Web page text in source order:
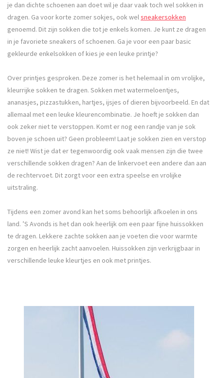
je dan dichte schoenen aan doet wil je daar vaak toch wel sokken in
dragen. Ga voor korte zomer sokjes, ook welsneakersokken
genoemd. Dit zijn sokken die tot je enkels komen. Je kunt ze dragen
in je favoriete sneakers of schoenen. Ga je voor een paar basic
gekleurde enkelsokken of kies je een leuke printje?
Over printjes gesproken. Deze zomer is het helemaal in om vrolijke,
kleurrijke sokken te dragen. Sokken met watermeloentjes,
ananasjes, pizzastukken, hartjes, ijsjes of dieren bijvoorbeeld. En dat
allemaal met een leuke kleurencombinatie. Je hoeft je sokken dan
ook zeker niet te verstoppen. Komt er nog een randje van je sok
boven je schoen uit? Geen probleem! Laat je sokken zien en verstop
ze niet! Wist je dat er tegenwoordig ook vaak mensen zijn die twee
verschillende sokken dragen? Aan de linkervoet een andere dan aan
de rechtervoet. Dit zorgt voor een extra speelse en vrolijke
uitstraling.
Tijdens een zomer avond kan het soms behoorlijk afkoelen in ons
land. ’S Avonds is het dan ook heerlijk om een paar fijne huissokken
te dragen. Lekkere zachte sokken aan je voeten die voor warmte
zorgen en heerlijk zacht aanvoelen. Huissokken zijn verkrijgbaar in
verschillende leuke kleurtjes en ook met printjes.